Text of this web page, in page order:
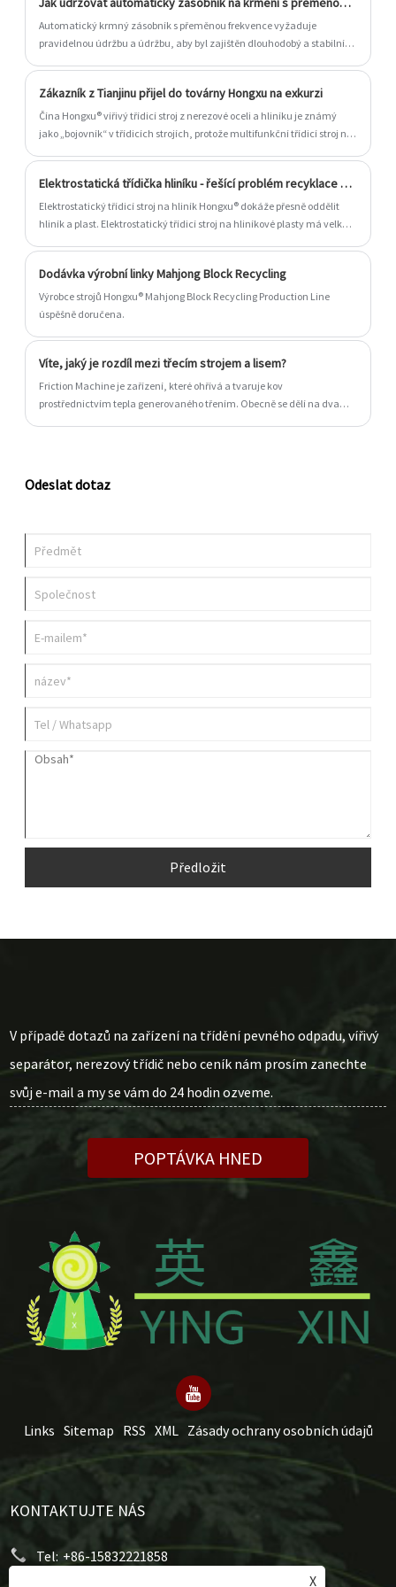
Automatický krmný zásobník s přeměnou frekvence vyžaduje
pravidelnou údržbu a údržbu, aby byl zajištěn dlouhodobý a stabilní
Zákazník z Tianjinu přijel do továrny Hongxu na exkurzi
Čína Hongxu® vířivý třídicí stroj z nerezové oceli a hliníku je známý
jako „bojovník“ v třídicích strojích, protože multifunkční třídicí stroj na
smíšených materiálech. jednou.
Elektrostatická třídička hliníku - řešící problém recyklace hliníkových a plastových výrobků
Elektrostatický třídicí stroj na hliník Hongxu® dokáže přesně oddělit
hliník a plast. Elektrostatický třídicí stroj na hliníkové plasty má velký
Dodávka výrobní linky Mahjong Block Recycling
Výrobce strojů Hongxu® Mahjong Block Recycling Production Line
úspěšně doručena.
Víte, jaký je rozdíl mezi třecím strojem a lisem?
Friction Machine je zařízení, které ohřívá a tvaruje kov
prostřednictvím tepla generovaného třením. Obecně se dělí na dva
Odeslat dotaz
Předložit
V případě dotazů na zařízení na třídění pevného odpadu, vířivý
separátor, nerezový třídič nebo ceník nám prosím zanechte
svůj e-mail a my se vám do 24 hodin ozveme.
POPTÁVKA HNED
Links Sitemap RSS XML Zásady ochrany osobních údajů
KONTAKTUJTE NÁS
Tel: +86-15832221858
X